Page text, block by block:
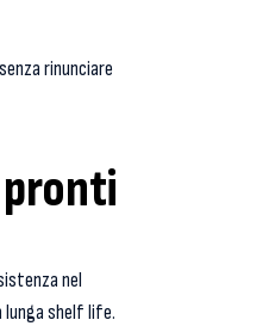
rinunciare
nel
shelf life.